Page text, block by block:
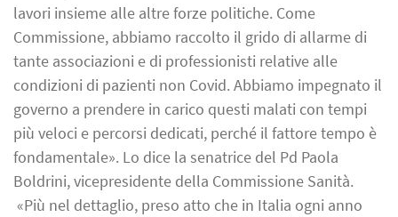
lavori insieme alle altre forze politiche. Come
Commissione, abbiamo raccolto il grido di allarme di
tante associazioni e di professionisti relative alle
condizioni di pazienti non Covid. Abbiamo impegnato il
governo a prendere in carico questi malati con tempi
più veloci e percorsi dedicati, perché il fattore tempo è
fondamentale». Lo dice la senatrice del Pd Paola
Boldrini, vicepresidente della Commissione Sanità.
«Più nel dettaglio, preso atto che in Italia ogni anno